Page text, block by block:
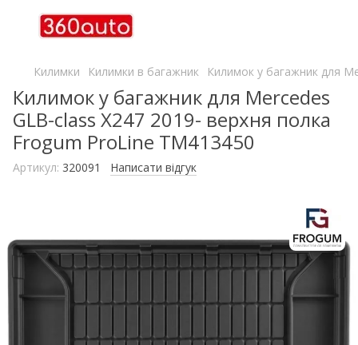
Килимки Килимки в багажник Килимок у багажник для
Килимок у багажник для Mercedes
GLB-class X247 2019- верхня полка
Frogum ProLine TM413450
Артикул: 320091 Написати відгук